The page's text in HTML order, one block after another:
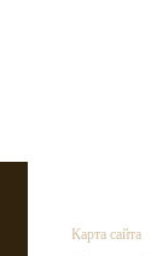
Карта сайта